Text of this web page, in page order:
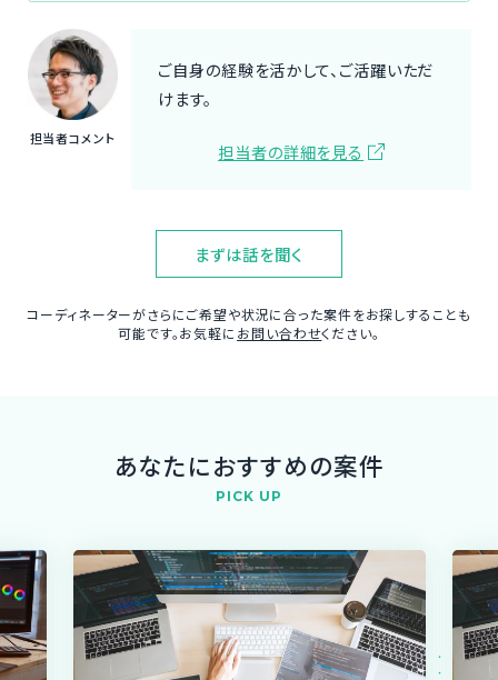
担当者コメント
ご自身の経験を活かして、ご活躍いただ
けます。
担当者の詳細を見る
まずは話を聞く
コーディネーターがさらにご希望や状況に合った案件をお探しすることも
可能です。お気軽に お問い合わせください。
あなたにおすすめの案件
PICK UP